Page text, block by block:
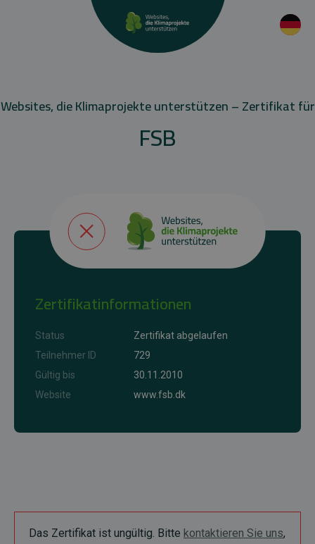
Websites, die Klimaprojekte unterstützen – Zertifikat für
FSB
Zertifikatinformationen
Status
Zertifikat abgelaufen
Teilnehmer ID
729
Gültig bis
30.11.2010
Website
www.fsb.dk
Das Zertifikat ist ungültig. Bitte kontaktieren Sie uns,